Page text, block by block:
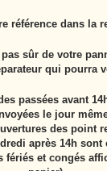
référence dans la
sûr de votre
qui pourra
passées avant
le jour
des point
après 14h sont
fériés et congés